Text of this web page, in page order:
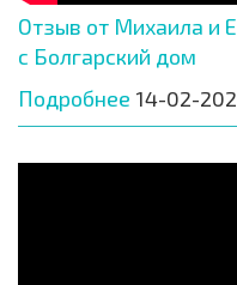
Отзыв от Михаила и
с Болгарский дом
Подробнее 14-02-